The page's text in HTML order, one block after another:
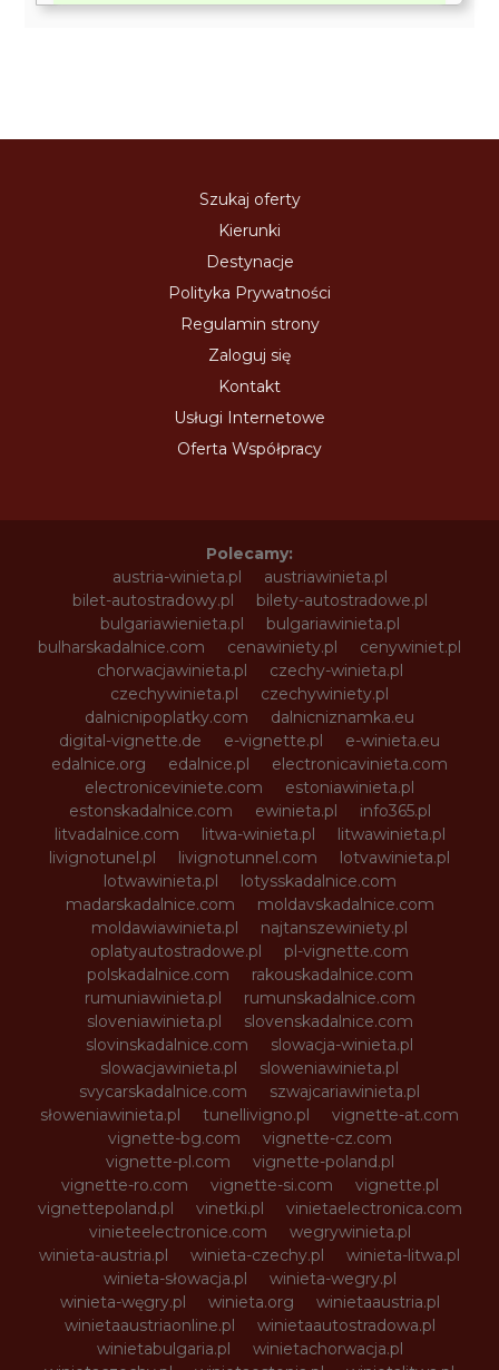
Szukaj oferty
Kierunki
Destynacje
Polityka Prywatności
Regulamin strony
Zaloguj się
Kontakt
Usługi Internetowe
Oferta Współpracy
Polecamy:
austria-winieta.pl
austriawinieta.pl
bilet-autostradowy.pl
bilety-autostradowe.pl
bulgariawienieta.pl
bulgariawinieta.pl
bulharskadalnice.com
cenawiniety.pl
cenywiniet.pl
chorwacjawinieta.pl
czechy-winieta.pl
czechywinieta.pl
czechywiniety.pl
dalnicnipoplatky.com
dalnicniznamka.eu
digital-vignette.de
e-vignette.pl
e-winieta.eu
edalnice.org
edalnice.pl
electronicavinieta.com
electroniceviniete.com
estoniawinieta.pl
estonskadalnice.com
ewinieta.pl
info365.pl
litvadalnice.com
litwa-winieta.pl
litwawinieta.pl
livignotunel.pl
livignotunnel.com
lotvawinieta.pl
lotwawinieta.pl
lotysskadalnice.com
madarskadalnice.com
moldavskadalnice.com
moldawiawinieta.pl
najtanszewiniety.pl
oplatyautostradowe.pl
pl-vignette.com
polskadalnice.com
rakouskadalnice.com
rumuniawinieta.pl
rumunskadalnice.com
sloveniawinieta.pl
slovenskadalnice.com
slovinskadalnice.com
slowacja-winieta.pl
slowacjawinieta.pl
sloweniawinieta.pl
svycarskadalnice.com
szwajcariawinieta.pl
słoweniawinieta.pl
tunellivigno.pl
vignette-at.com
vignette-bg.com
vignette-cz.com
vignette-pl.com
vignette-poland.pl
vignette-ro.com
vignette-si.com
vignette.pl
vignettepoland.pl
vinetki.pl
vinietaelectronica.com
vinieteelectronice.com
wegrywinieta.pl
winieta-austria.pl
winieta-czechy.pl
winieta-litwa.pl
winieta-słowacja.pl
winieta-wegry.pl
winieta-węgry.pl
winieta.org
winietaaustria.pl
winietaaustriaonline.pl
winietaautostradowa.pl
winietabulgaria.pl
winietachorwacja.pl